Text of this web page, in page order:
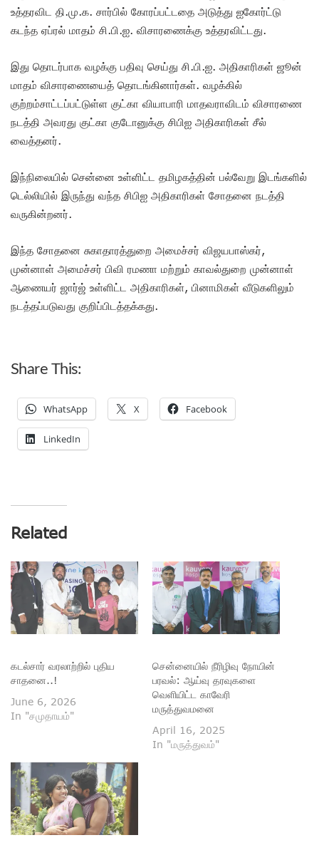
உத்தரவிட தி.மு.க. சார்பில் கோரப்பட்டதை அடுத்து ஐகோர்ட்டு
கடந்த ஏப்ரல் மாதம் சி.பி.ஐ. விசாரணைக்கு உத்தரவிட்டது.
இது தொடர்பாக வழக்கு பதிவு செய்து சி.பி.ஐ. அதிகாரிகள் ஜூன்
மாதம் விசாரணையைத் தொடங்கினார்கள். வழக்கில்
குற்றம்சாட்டப்பட்டுள்ள குட்கா வியாபாரி மாதவராவிடம் விசாரணை
நடத்தி அவரது குட்கா குடோனுக்கு சிபிஐ அதிகாரிகள் சீல்
வைத்தனர்.
இந்நிலையில் சென்னை உள்ளிட்ட தமிழகத்தின் பல்வேறு இடங்களில்
டெல்லியில் இருந்து வந்த சிபிஐ அதிகாரிகள் சோதனை நடத்தி
வருகின்றனர்.
இந்த சோதனை சுகாதாரத்துறை அமைச்சர் விஜயபாஸ்கர்,
முன்னாள் அமைச்சர் பிவி ரமணா மற்றும் காவல்துறை முன்னாள்
ஆணையர் ஜார்ஜ் உள்ளிட்ட அதிகாரிகள், பினாமிகள் வீடுகளிலும்
நடத்தப்படுவது குறிப்பிடத்தக்கது.
Share This:
WhatsApp X Facebook
LinkedIn
Related
கடல்சார் வரலாற்றில் புதிய
சாதனை..!
June 6, 2026
In "சமுதாயம்"
சென்னையில் நீரிழிவு நோயின்
பரவல்: ஆய்வு தரவுகளை
வெளியிட்ட காவேரி
மருத்துவமனை
April 16, 2025
In "மருத்துவம்"